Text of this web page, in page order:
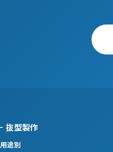
抜型製作
用途別